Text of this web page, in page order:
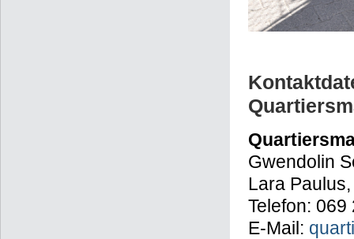
Gwendolin
Lara
Telefon: 069
E-Mail: